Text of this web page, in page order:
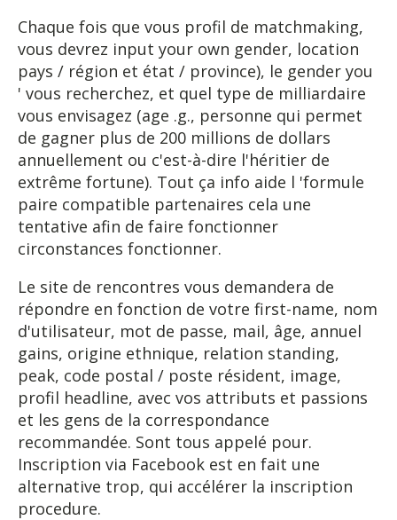
Chaque fois que vous profil de matchmaking,
vous devrez input your own gender, location
pays / région et état / province), le gender you
' vous recherchez, et quel type de milliardaire
vous envisagez (age .g., personne qui permet
de gagner plus de 200 millions de dollars
annuellement ou c'est-à-dire l'héritier de
extrême fortune). Tout ça info aide l 'formule
paire compatible partenaires cela une
tentative afin de faire fonctionner
circonstances fonctionner.
Le site de rencontres vous demandera de
répondre en fonction de votre first-name, nom
d'utilisateur, mot de passe, mail, âge, annuel
gains, origine ethnique, relation standing,
peak, code postal / poste résident, image,
profil headline, avec vos attributs et passions
et les gens de la correspondance
recommandée. Sont tous appelé pour.
Inscription via Facebook est en fait une
alternative trop, qui accélérer la inscription
procedure.